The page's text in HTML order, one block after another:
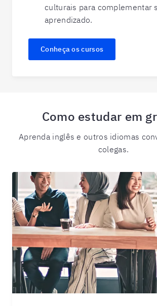
culturais para complementar
aprendizado.
Conheça os cursos
Como estudar em
Aprenda inglês e outros idiomas
colegas.